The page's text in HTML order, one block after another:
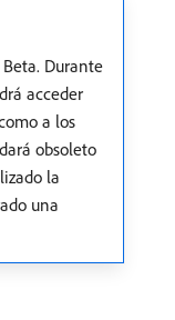
Durante
acceder
a los
obsoleto
la
una